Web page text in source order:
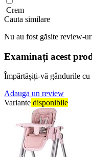
Crem
Cauta similare
Nu au fost găsite review-
Examinați acest
Împărtășiți-vă gândurile
Adauga un review
Variante disponibile